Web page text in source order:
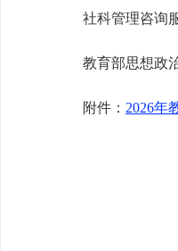
社科管理咨询
教育部思想政
附件： 2026年